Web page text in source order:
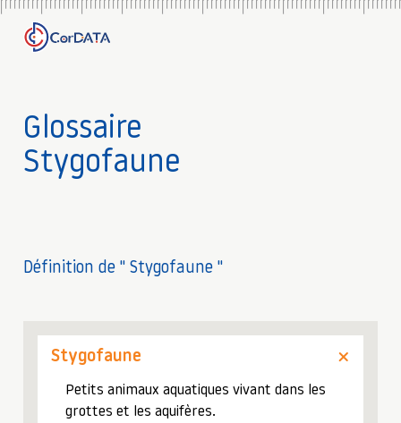
Glossaire
Stygofaune
Définition de " Stygofaune "
Stygofaune
Petits animaux aquatiques vivant dans les
grottes et les aquifères.